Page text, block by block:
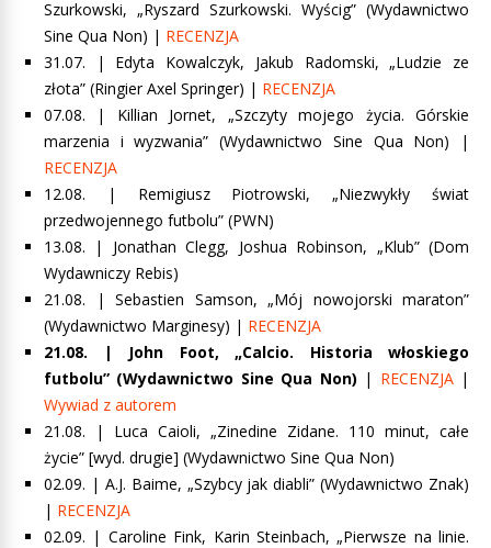
Szurkowski, „Ryszard Szurkowski. Wyścig” (Wydawnictwo
Sine Qua Non) | RECENZJA
31.07.
| Edyta Kowalczyk, Jakub Radomski, „Ludzie ze
złota” (Ringier Axel Springer) | RECENZJA
07.08. | Killian Jornet, „Szczyty mojego życia. Górskie
marzenia i wyzwania” (Wydawnictwo Sine Qua Non) |
RECENZJA
12.08. | Remigiusz Piotrowski, „Niezwykły świat
przedwojennego futbolu” (PWN)
13.08. | Jonathan Clegg, Joshua Robinson, „Klub”(Dom
Wydawniczy Rebis)
21.08. | Sebastien Samson, „Mój nowojorski maraton”
(Wydawnictwo Marginesy) | RECENZJA
21.08. |
John Foot, „Calcio. Historia włoskiego
futbolu” (Wydawnictwo Sine Qua Non) | RECENZJA|
Wywiad z autorem
21.08. | Luca Caioli, „Zinedine Zidane. 110 minut, całe
życie” [wyd. drugie] (Wydawnictwo Sine Qua Non)
02.09. | A.J. Baime, „Szybcy jak diabli” (Wydawnictwo Znak)
| RECENZJA
02.09. | Caroline Fink, Karin Steinbach, „Pierwsze na linie.